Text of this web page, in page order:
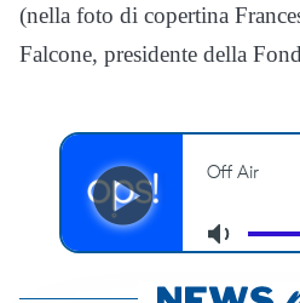
(nella foto di copertina
Falcone, presidente della